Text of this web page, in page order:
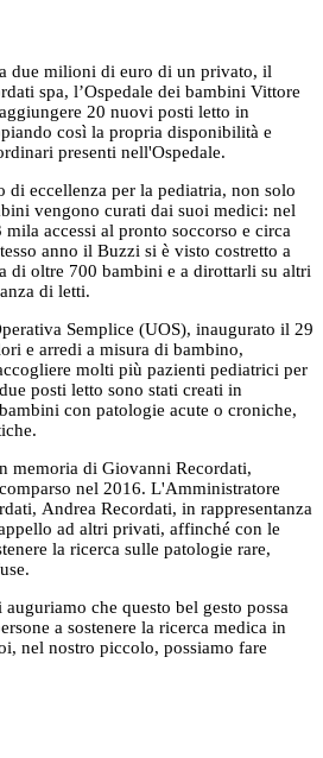
due milioni di euro di un privato, il
spa, l’Ospedale dei bambini Vittore
20 nuovi posti letto in
così la propria disponibilità e
presenti nell'Ospedale.
di eccellenza per la pediatria, non solo
vengono curati dai suoi medici: nel
accessi al pronto soccorso e circa
anno il Buzzi si è visto costretto a
di oltre 700 bambini e a dirottarli su altri
di letti.
Semplice (UOS), inaugurato il 29
e arredi a misura di bambino,
molti più pazienti pediatrici per
posti letto sono stati creati in
con patologie acute o croniche,
memoria di Giovanni Recordati,
nel 2016. L'Amministratore
Andrea Recordati, in rappresentanza
ad altri privati, affinché con le
la ricerca sulle patologie rare,
che questo bel gesto possa
a sostenere la ricerca medica in
nel nostro piccolo, possiamo fare